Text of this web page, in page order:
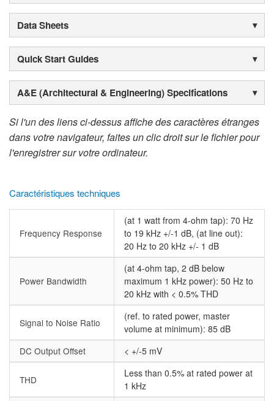
Data Sheets
Quick Start Guides
A&E (Architectural & Engineering) Specifications
Si l'un des liens ci-dessus affiche des caractères étranges
dans votre navigateur, faites un clic droit sur le fichier pour
l'enregistrer sur votre ordinateur.
Caractéristiques techniques
Frequency Response
(at 1 watt from 4-ohm tap): 70 Hz
to 19 kHz +/-1 dB, (at line out):
20 Hz to 20 kHz +/- 1 dB
Power Bandwidth
(at 4-ohm tap, 2 dB below
maximum 1 kHz power): 50 Hz to
20 kHz with < 0.5% THD
Signal to Noise Ratio
(ref. to rated power, master
volume at minimum): 85 dB
DC Output Offset
< +/-5 mV
THD
Less than 0.5% at rated power at
1 kHz